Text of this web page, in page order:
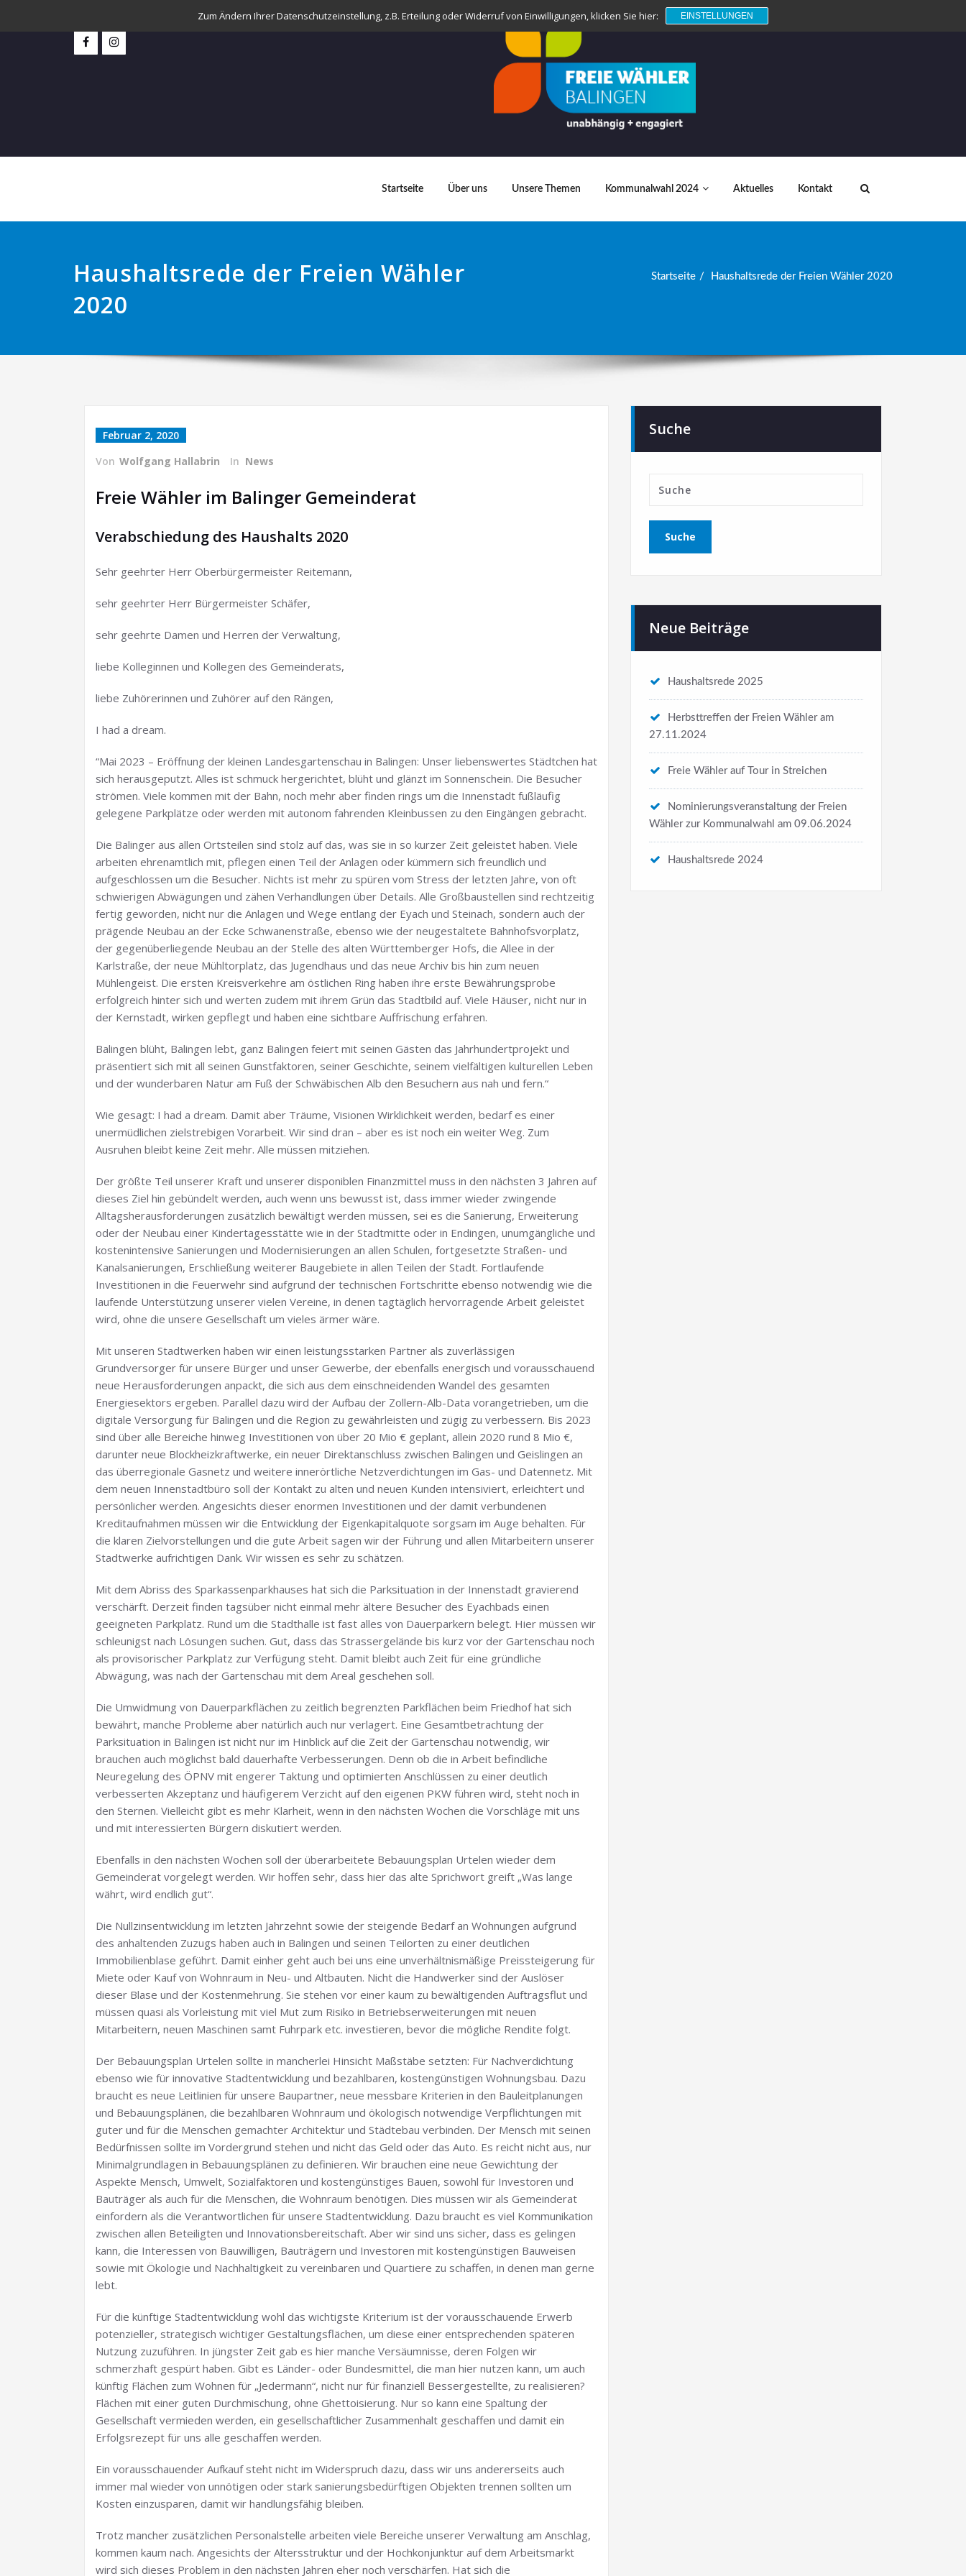
Startseite Über uns Unsere Themen Kommunalwahl 2024 Aktuelles Kontakt
Haushaltsrede der Freien Wähler
2020
Startseite Haushaltsrede der Freien Wähler 2020
Februar 2, 2020
Von Wolfgang Hallabrin In News
Freie Wähler im Balinger Gemeinderat
Verabschiedung des Haushalts 2020
Sehr geehrter Herr Oberbürgermeister Reitemann,
sehr geehrter Herr Bürgermeister Schäfer,
sehr geehrte Damen und Herren der Verwaltung,
liebe Kolleginnen und Kollegen des Gemeinderats,
liebe Zuhörerinnen und Zuhörer auf den Rängen,
I had a dream.
“Mai 2023 – Eröffnung der kleinen Landesgartenschau in Balingen: Unser liebenswertes Städtchen hat
sich herausgeputzt. Alles ist schmuck hergerichtet, blüht und glänzt im Sonnenschein. Die Besucher
strömen. Viele kommen mit der Bahn, noch mehr aber finden rings um die Innenstadt fußläufig
gelegene Parkplätze oder werden mit autonom fahrenden Kleinbussen zu den Eingängen gebracht.
Die Balinger aus allen Ortsteilen sind stolz auf das, was sie in so kurzer Zeit geleistet haben. Viele
arbeiten ehrenamtlich mit, pflegen einen Teil der Anlagen oder kümmern sich freundlich und
aufgeschlossen um die Besucher. Nichts ist mehr zu spüren vom Stress der letzten Jahre, von oft
schwierigen Abwägungen und zähen Verhandlungen über Details. Alle Großbaustellen sind rechtzeitig
fertig geworden, nicht nur die Anlagen und Wege entlang der Eyach und Steinach, sondern auch der
prägende Neubau an der Ecke Schwanenstraße, ebenso wie der neugestaltete Bahnhofsvorplatz,
der gegenüberliegende Neubau an der Stelle des alten Württemberger Hofs, die Allee in der
Karlstraße, der neue Mühltorplatz, das Jugendhaus und das neue Archiv bis hin zum neuen
Mühlengeist. Die ersten Kreisverkehre am östlichen Ring haben ihre erste Bewährungsprobe
erfolgreich hinter sich und werten zudem mit ihrem Grün das Stadtbild auf. Viele Häuser, nicht nur in
der Kernstadt, wirken gepflegt und haben eine sichtbare Auffrischung erfahren.
Balingen blüht, Balingen lebt, ganz Balingen feiert mit seinen Gästen das Jahrhundertprojekt und
präsentiert sich mit all seinen Gunstfaktoren, seiner Geschichte, seinem vielfältigen kulturellen Leben
und der wunderbaren Natur am Fuß der Schwäbischen Alb den Besuchern aus nah und fern.“
Wie gesagt: I had a dream. Damit aber Träume, Visionen Wirklichkeit werden, bedarf es einer
unermüdlichen zielstrebigen Vorarbeit. Wir sind dran – aber es ist noch ein weiter Weg. Zum
Ausruhen bleibt keine Zeit mehr. Alle müssen mitziehen.
Der größte Teil unserer Kraft und unserer disponiblen Finanzmittel muss in den nächsten 3 Jahren auf
dieses Ziel hin gebündelt werden, auch wenn uns bewusst ist, dass immer wieder zwingende
Alltagsherausforderungen zusätzlich bewältigt werden müssen, sei es die Sanierung, Erweiterung
oder der Neubau einer Kindertagesstätte wie in der Stadtmitte oder in Endingen, unumgängliche und
kostenintensive Sanierungen und Modernisierungen an allen Schulen, fortgesetzte Straßen- und
Kanalsanierungen, Erschließung weiterer Baugebiete in allen Teilen der Stadt. Fortlaufende
Investitionen in die Feuerwehr sind aufgrund der technischen Fortschritte ebenso notwendig wie die
laufende Unterstützung unserer vielen Vereine, in denen tagtäglich hervorragende Arbeit geleistet
wird, ohne die unsere Gesellschaft um vieles ärmer wäre.
Mit unseren Stadtwerken haben wir einen leistungsstarken Partner als zuverlässigen
Grundversorger für unsere Bürger und unser Gewerbe, der ebenfalls energisch und vorausschauend
neue Herausforderungen anpackt, die sich aus dem einschneidenden Wandel des gesamten
Energiesektors ergeben. Parallel dazu wird der Aufbau der Zollern-Alb-Data vorangetrieben, um die
digitale Versorgung für Balingen und die Region zu gewährleisten und zügig zu verbessern. Bis 2023
sind über alle Bereiche hinweg Investitionen von über 20 Mio € geplant, allein 2020 rund 8 Mio €,
darunter neue Blockheizkraftwerke, ein neuer Direktanschluss zwischen Balingen und Geislingen an
das überregionale Gasnetz und weitere innerörtliche Netzverdichtungen im Gas- und Datennetz. Mit
dem neuen Innenstadtbüro soll der Kontakt zu alten und neuen Kunden intensiviert, erleichtert und
persönlicher werden. Angesichts dieser enormen Investitionen und der damit verbundenen
Kreditaufnahmen müssen wir die Entwicklung der Eigenkapitalquote sorgsam im Auge behalten. Für
die klaren Zielvorstellungen und die gute Arbeit sagen wir der Führung und allen Mitarbeitern unserer
Stadtwerke aufrichtigen Dank. Wir wissen es sehr zu schätzen.
Mit dem Abriss des Sparkassenparkhauses hat sich die Parksituation in der Innenstadt gravierend
verschärft. Derzeit finden tagsüber nicht einmal mehr ältere Besucher des Eyachbads einen
geeigneten Parkplatz. Rund um die Stadthalle ist fast alles von Dauerparkern belegt. Hier müssen wir
schleunigst nach Lösungen suchen. Gut, dass das Strassergelände bis kurz vor der Gartenschau noch
als provisorischer Parkplatz zur Verfügung steht. Damit bleibt auch Zeit für eine gründliche
Abwägung, was nach der Gartenschau mit dem Areal geschehen soll.
Die Umwidmung von Dauerparkflächen zu zeitlich begrenzten Parkflächen beim Friedhof hat sich
bewährt, manche Probleme aber natürlich auch nur verlagert. Eine Gesamtbetrachtung der
Parksituation in Balingen ist nicht nur im Hinblick auf die Zeit der Gartenschau notwendig, wir
brauchen auch möglichst bald dauerhafte Verbesserungen. Denn ob die in Arbeit befindliche
Neuregelung des ÖPNV mit engerer Taktung und optimierten Anschlüssen zu einer deutlich
verbesserten Akzeptanz und häufigerem Verzicht auf den eigenen PKW führen wird, steht noch in
den Sternen. Vielleicht gibt es mehr Klarheit, wenn in den nächsten Wochen die Vorschläge mit uns
und mit interessierten Bürgern diskutiert werden.
Ebenfalls in den nächsten Wochen soll der überarbeitete Bebauungsplan Urtelen wieder dem
Gemeinderat vorgelegt werden. Wir hoffen sehr, dass hier das alte Sprichwort greift „Was lange
währt, wird endlich gut“.
Die Nullzinsentwicklung im letzten Jahrzehnt sowie der steigende Bedarf an Wohnungen aufgrund
des anhaltenden Zuzugs haben auch in Balingen und seinen Teilorten zu einer deutlichen
Immobilienblase geführt. Damit einher geht auch bei uns eine unverhältnismäßige Preissteigerung für
Miete oder Kauf von Wohnraum in Neu- und Altbauten. Nicht die Handwerker sind der Auslöser
dieser Blase und der Kostenmehrung. Sie stehen vor einer kaum zu bewältigenden Auftragsflut und
müssen quasi als Vorleistung mit viel Mut zum Risiko in Betriebserweiterungen mit neuen
Mitarbeitern, neuen Maschinen samt Fuhrpark etc. investieren, bevor die mögliche Rendite folgt.
Der Bebauungsplan Urtelen sollte in mancherlei Hinsicht Maßstäbe setzten: Für Nachverdichtung
ebenso wie für innovative Stadtentwicklung und bezahlbaren, kostengünstigen Wohnungsbau. Dazu
braucht es neue Leitlinien für unsere Baupartner, neue messbare Kriterien in den Bauleitplanungen
und Bebauungsplänen, die bezahlbaren Wohnraum und ökologisch notwendige Verpflichtungen mit
guter und für die Menschen gemachter Architektur und Städtebau verbinden. Der Mensch mit seinen
Bedürfnissen sollte im Vordergrund stehen und nicht das Geld oder das Auto. Es reicht nicht aus, nur
Minimalgrundlagen in Bebauungsplänen zu definieren. Wir brauchen eine neue Gewichtung der
Aspekte Mensch, Umwelt, Sozialfaktoren und kostengünstiges Bauen, sowohl für Investoren und
Bauträger als auch für die Menschen, die Wohnraum benötigen. Dies müssen wir als Gemeinderat
einfordern als die Verantwortlichen für unsere Stadtentwicklung. Dazu braucht es viel Kommunikation
zwischen allen Beteiligten und Innovationsbereitschaft. Aber wir sind uns sicher, dass es gelingen
kann, die Interessen von Bauwilligen, Bauträgern und Investoren mit kostengünstigen Bauweisen
sowie mit Ökologie und Nachhaltigkeit zu vereinbaren und Quartiere zu schaffen, in denen man gerne
lebt.
Für die künftige Stadtentwicklung wohl das wichtigste Kriterium ist der vorausschauende Erwerb
potenzieller, strategisch wichtiger Gestaltungsflächen, um diese einer entsprechenden späteren
Nutzung zuzuführen. In jüngster Zeit gab es hier manche Versäumnisse, deren Folgen wir
schmerzhaft gespürt haben. Gibt es Länder- oder Bundesmittel, die man hier nutzen kann, um auch
künftig Flächen zum Wohnen für „Jedermann“, nicht nur für finanziell Bessergestellte, zu realisieren?
Flächen mit einer guten Durchmischung, ohne Ghettoisierung. Nur so kann eine Spaltung der
Gesellschaft vermieden werden, ein gesellschaftlicher Zusammenhalt geschaffen und damit ein
Erfolgsrezept für uns alle geschaffen werden.
Ein vorausschauender Aufkauf steht nicht im Widerspruch dazu, dass wir uns andererseits auch
immer mal wieder von unnötigen oder stark sanierungsbedürftigen Objekten trennen sollten um
Kosten einzusparen, damit wir handlungsfähig bleiben.
Trotz mancher zusätzlichen Personalstelle arbeiten viele Bereiche unserer Verwaltung am Anschlag,
kommen kaum nach. Angesichts der Altersstruktur und der Hochkonjunktur auf dem Arbeitsmarkt
wird sich dieses Problem in den nächsten Jahren eher noch verschärfen. Hat sich die
Suche
Neue Beiträge
Haushaltsrede 2025
Herbsttreffen der Freien Wähler am
27.11.2024
Freie Wähler auf Tour in Streichen
Nominierungsveranstaltung der Freien
Wähler zur Kommunalwahl am 09.06.2024
Haushaltsrede 2024
Zum Ändern Ihrer Datenschutzeinstellung, z.B. Erteilung oder Widerruf von Einwilligungen, klicken Sie hier: EINSTELLUNGEN